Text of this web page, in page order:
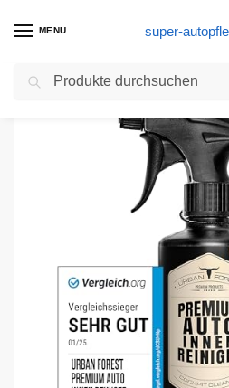
MENU super-
Start Autopflege Produkte Auto Reiniger Innenraumpflege | Polsterreiniger zum